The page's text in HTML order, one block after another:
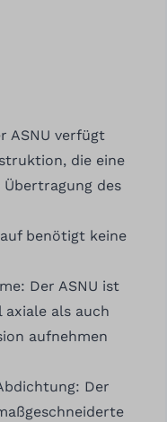
ASNU verfügt
die eine
des
benötigt keine
Der ASNU ist
als auch
aufnehmen
Der